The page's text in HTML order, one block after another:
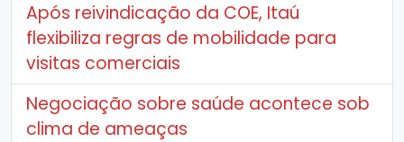
Após reivindicação da COE, Itaú
flexibiliza regras de mobilidade para
visitas comerciais
Negociação sobre saúde acontece sob
clima de ameaças